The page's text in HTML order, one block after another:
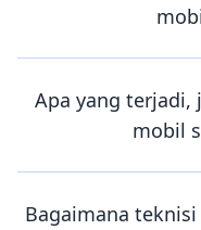
Apa yang terjadi,
mobil
Bagaimana